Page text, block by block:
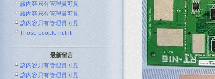
該內容只有管理員可見
該內容只有管理員可見
該內容只有管理員可見
Those people nutriti
最新留言
該內容只有管理員可見
該內容只有管理員可見